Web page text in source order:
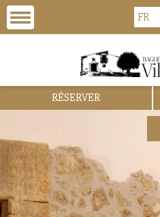
RÉSERVER